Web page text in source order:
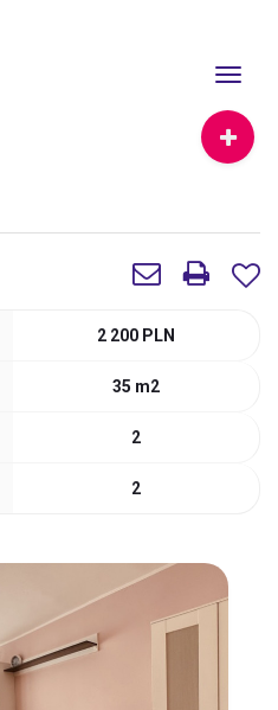
Toggle
2 200 PLN
35 m2
2
2